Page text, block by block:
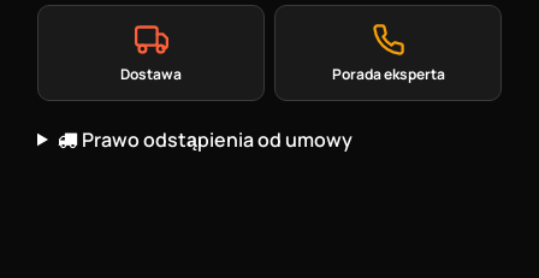
Dostawa Porada eksperta
Prawo odstąpienia od umowy